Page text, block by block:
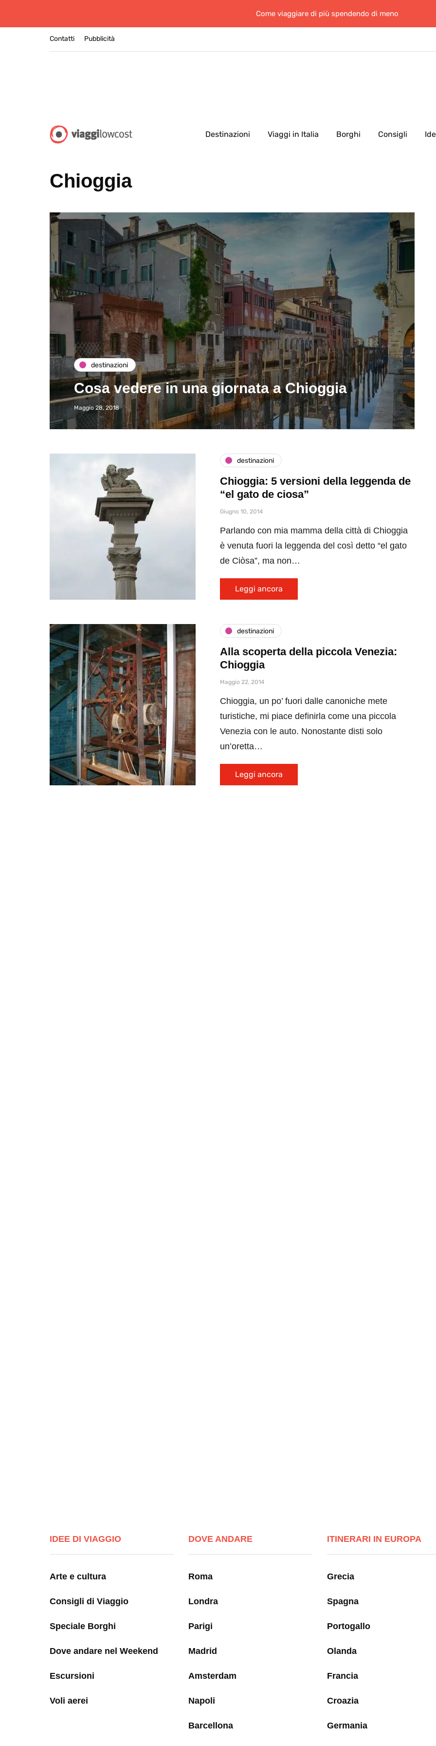
Come viaggiare di più spendendo di meno
Contatti Pubblicità
Destinazioni Viaggi in Italia Borghi Consigli
Chioggia
destinazioni
Cosa vedere in una giornata a Chioggia
Maggio 28, 2018
destinazioni
Chioggia: 5 versioni della leggenda de
“el gato de ciosa”
Giugno 10, 2014
Parlando con mia mamma della città di Chioggia
è venuta fuori la leggenda del così detto “el gato
de Ciòsa”, ma non…
Leggi ancora
destinazioni
Alla scoperta della piccola Venezia:
Chioggia
Maggio 22, 2014
Chioggia, un po’ fuori dalle canoniche mete
turistiche, mi piace definirla come una piccola
Venezia con le auto. Nonostante disti solo
un’oretta…
Leggi ancora
IDEE DI VIAGGIO
Arte e cultura
Consigli di Viaggio
Speciale Borghi
Dove andare nel Weekend
Escursioni
Voli aerei
DOVE ANDARE
Roma
Londra
Parigi
Madrid
Amsterdam
Napoli
Barcellona
ITINERARI IN EUROPA
Grecia
Spagna
Portogallo
Olanda
Francia
Croazia
Germania